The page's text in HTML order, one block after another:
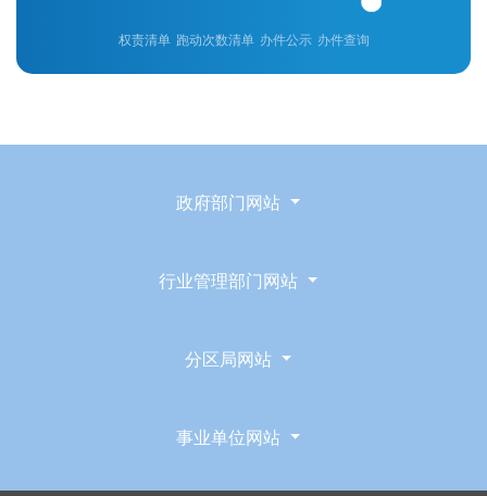
权责清单 跑动次数清单 办件公示 办件查询
政府部门网站
行业管理部门网站
分区局网站
事业单位网站